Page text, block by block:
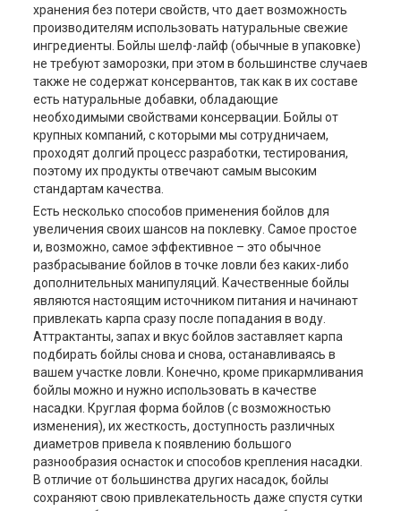
хранения без потери свойств, что дает возможность
производителям использовать натуральные свежие
ингредиенты. Бойлы шелф-лайф (обычные в упаковке)
не требуют заморозки, при этом в большинстве случаев
также не содержат консервантов, так как в их составе
есть натуральные добавки, обладающие
необходимыми свойствами консервации. Бойлы от
крупных компаний, с которыми мы сотрудничаем,
проходят долгий процесс разработки, тестирования,
поэтому их продукты отвечают самым высоким
стандартам качества.
Есть несколько способов применения бойлов для
увеличения своих шансов на поклевку. Самое простое
и, возможно, самое эффективное – это обычное
разбрасывание бойлов в точке ловли без каких-либо
дополнительных манипуляций. Качественные бойлы
являются настоящим источником питания и начинают
привлекать карпа сразу после попадания в воду.
Аттрактанты, запах и вкус бойлов заставляет карпа
подбирать бойлы снова и снова, останавливаясь в
вашем участке ловли. Конечно, кроме прикармливания
бойлы можно и нужно использовать в качестве
насадки. Круглая форма бойлов (с возможностью
изменения), их жесткость, доступность различных
диаметров привела к появлению большого
разнообразия оснасток и способов крепления насадки.
В отличие от большинства других насадок, бойлы
сохраняют свою привлекательность даже спустя сутки